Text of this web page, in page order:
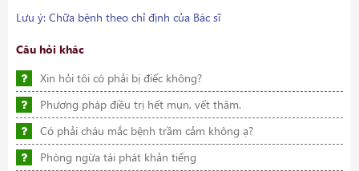
Lưu ý: Chữa bệnh theo chỉ định của Bác sĩ
Câu hỏi khác
Xin hỏi tôi có phải bị điếc không?
Phương pháp điều trị hết mụn, vết thâm.
Có phải cháu mắc bệnh trầm cảm không ạ?
Phòng ngừa tái phát khản tiếng